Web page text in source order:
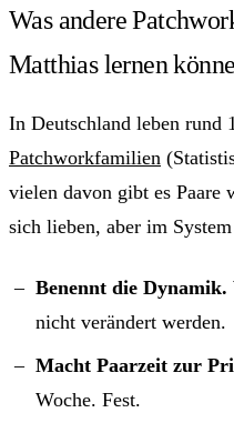
Was andere
Matthias lernen
In Deutschland leben rund
Patchworkfamilien
vielen davon gibt es
sich lieben, aber im
Benennt die Dynamik.
nicht verändert werden.
Macht Paarzeit zur
Woche. Fest.